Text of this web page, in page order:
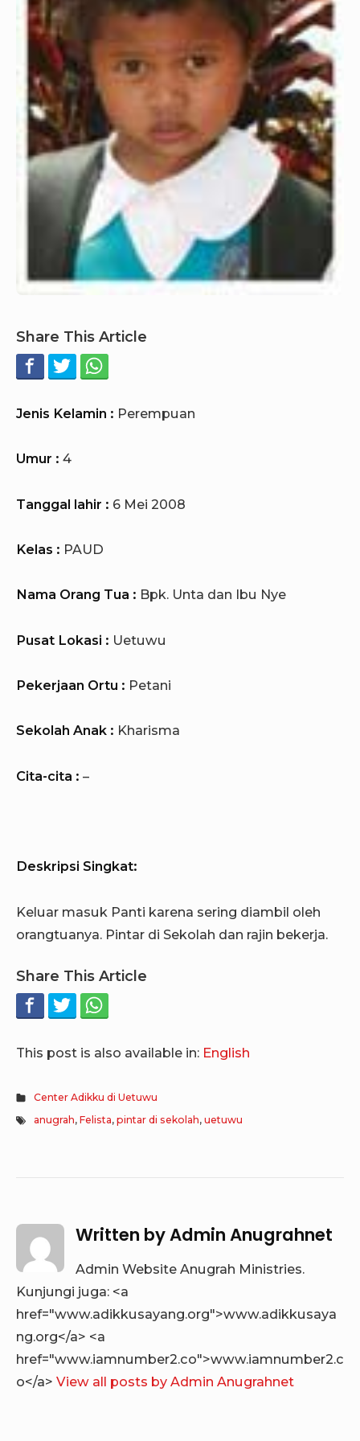
Share This Article
Jenis Kelamin : Perempuan
Umur : 4
Tanggal lahir : 6 Mei 2008
Kelas : PAUD
Nama Orang Tua : Bpk. Unta dan Ibu Nye
Pusat Lokasi : Uetuwu
Pekerjaan Ortu : Petani
Sekolah Anak : Kharisma
Cita-cita : –
Deskripsi Singkat:
Keluar masuk Panti karena sering diambil oleh
orangtuanya. Pintar di Sekolah dan rajin bekerja.
Share This Article
This post is also available in: English
Center Adikku di Uetuwu
anugrah,Felista,pintar di sekolah,uetuwu
Written byAdmin Anugrahnet
Admin Website Anugrah Ministries.
Kunjungi juga: <a
href="www.adikkusayang.org">www.adikkusaya
ng.org</a> <a
href="www.iamnumber2.co">www.iamnumber2.c
o</a> View all posts by Admin Anugrahnet